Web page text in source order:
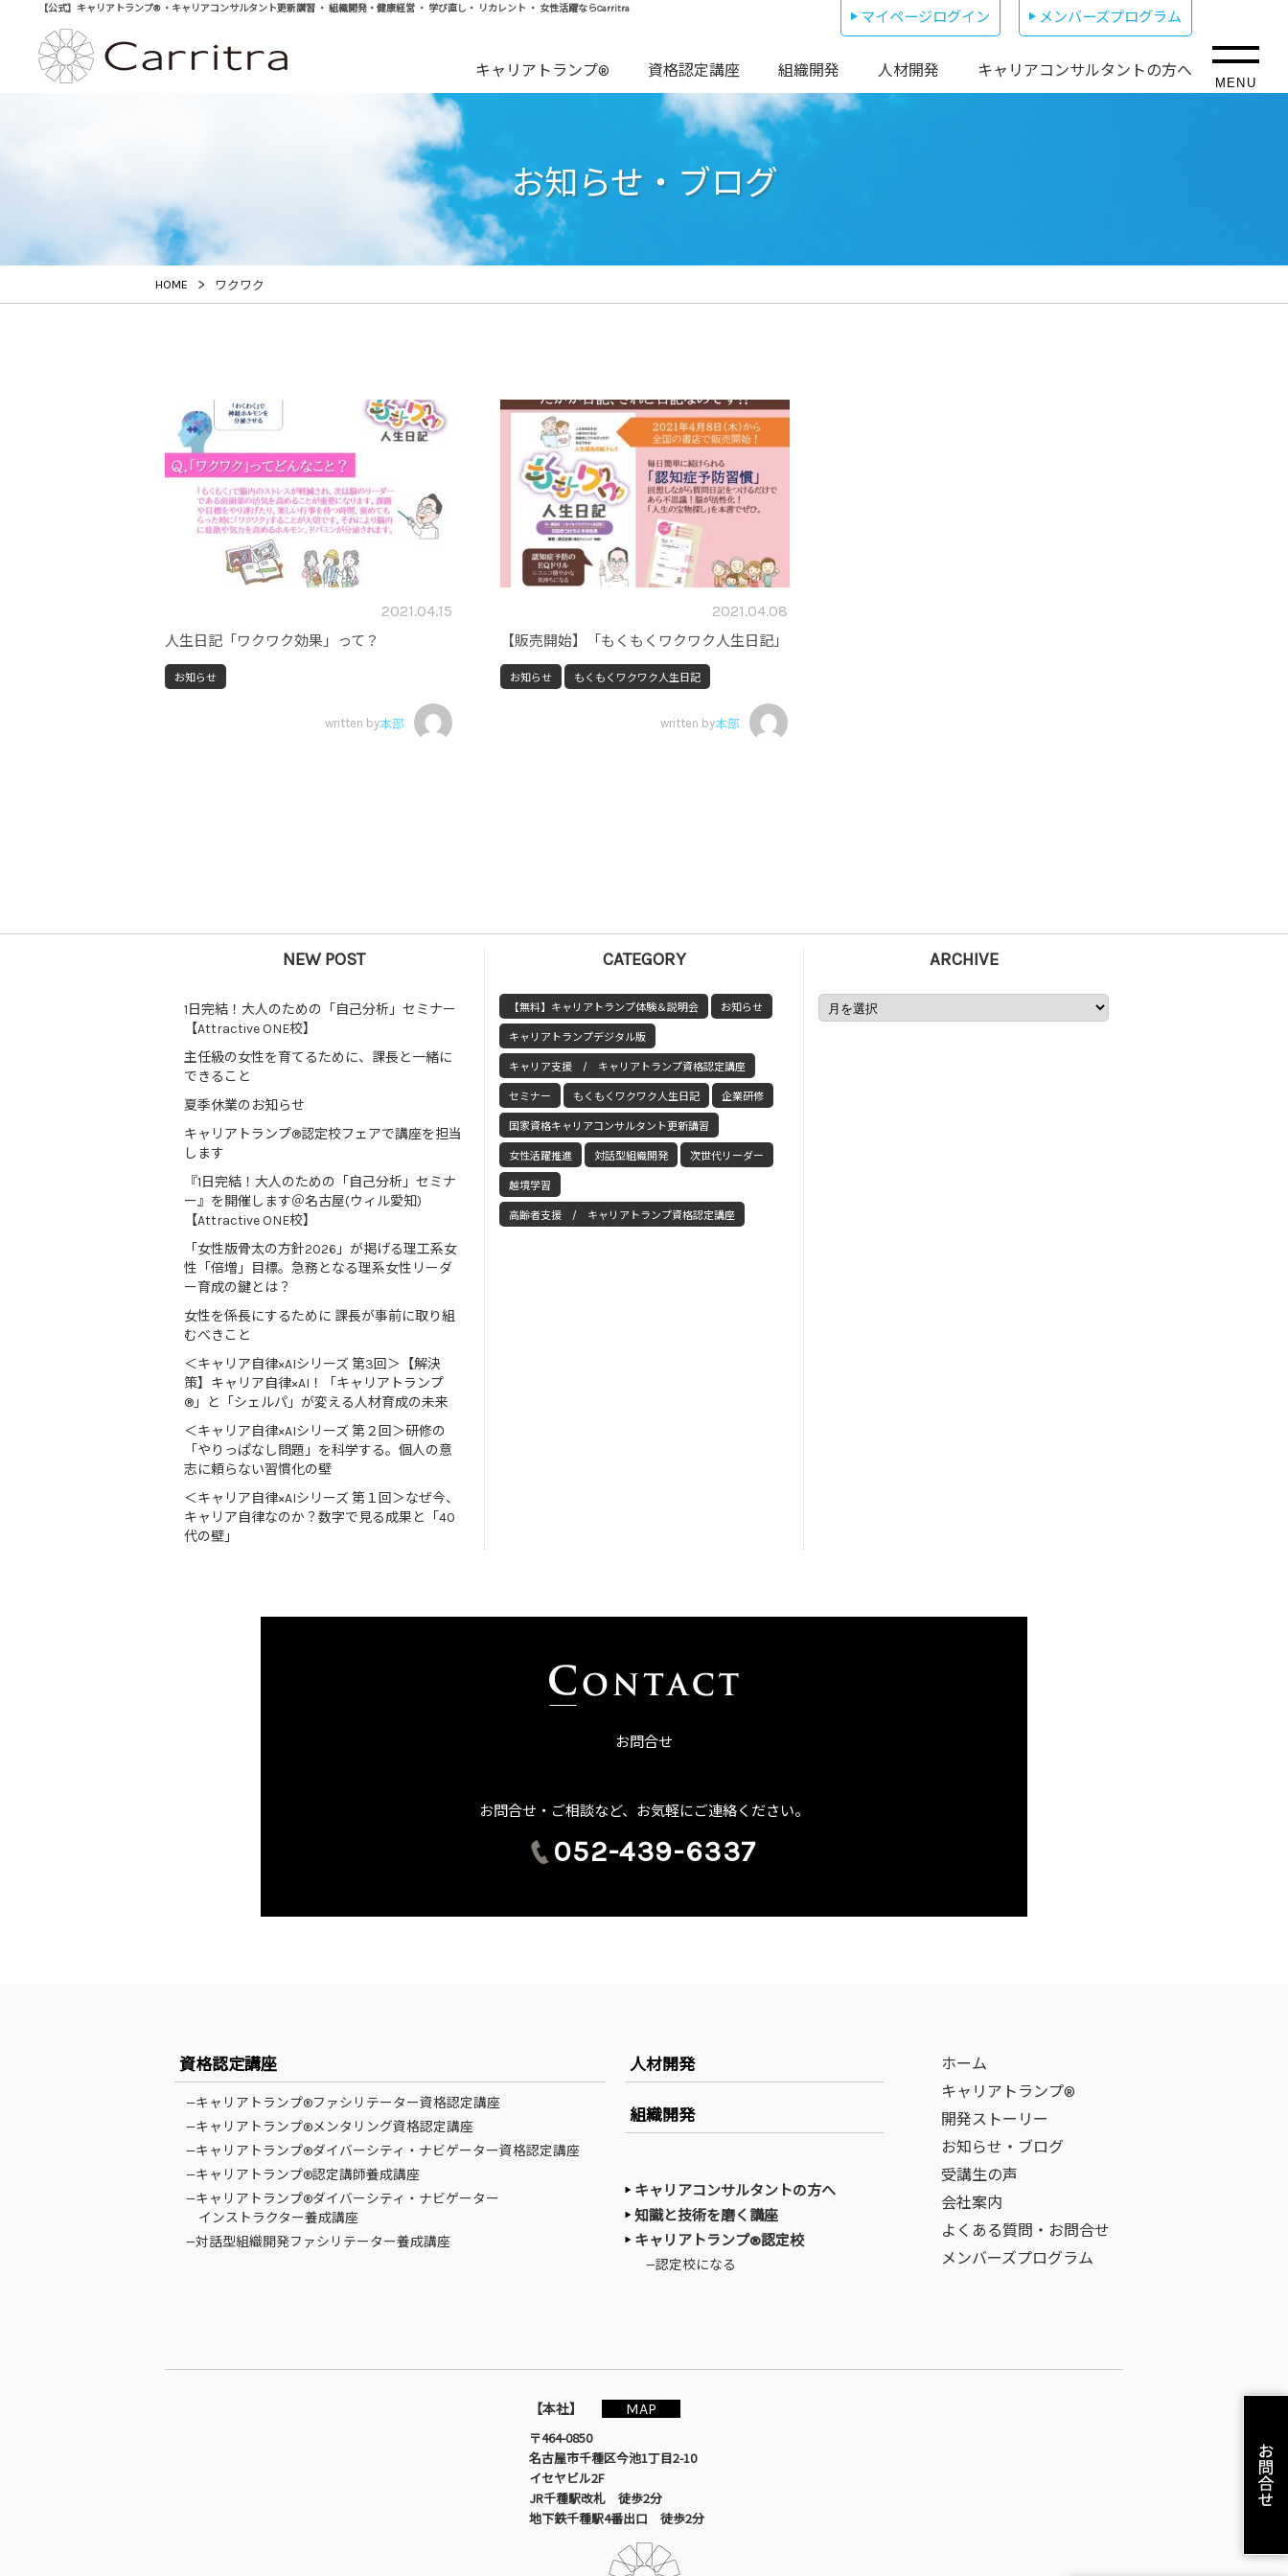
【公式】キャリアトランプ® ・キャリアコンサルタント更新講習 ・ 組織開発・健康経営 ・ 学び直し・ リカレント ・ 女性活躍ならCarritra マイページログイン メンバーズプログラム
キャリアトランプ® 資格認定講座 組織開発 人材開発 キャリアコンサルタントの方へ
MENU
お知らせ・ブログ
HOME > ワクワク
2021.04.15
人生日記「ワクワク効果」って？
お知らせ
written by本部
2021.04.08
【販売開始】「もくもくワクワク人生日記」
お知らせ もくもくワクワク人生日記
written by本部
NEW POST
1日完結！大人のための「自己分析」セミナー
【Attractive ONE校】
主任級の女性を育てるために、課長と一緒に
できること
夏季休業のお知らせ
キャリアトランプ®認定校フェアで講座を担当
します
『1日完結！大人のための「自己分析」セミナ
ー』を開催します＠名古屋(ウィル愛知)
【Attractive ONE校】
「女性版骨太の方針2026」が掲げる理工系女
性「倍増」目標。急務となる理系女性リーダ
ー育成の鍵とは？
女性を係長にするために 課長が事前に取り組
むべきこと
＜キャリア自律×AIシリーズ 第3回＞【解決
策】キャリア自律×AI！「キャリアトランプ
®」と「シェルパ」が変える人材育成の未来
＜キャリア自律×AIシリーズ 第２回＞研修の
「やりっぱなし問題」を科学する。個人の意
志に頼らない習慣化の壁
＜キャリア自律×AIシリーズ 第１回＞なぜ今、
キャリア自律なのか？数字で見る成果と「40
代の壁」
CATEGORY
【無料】キャリアトランプ体験＆説明会 お知らせ
キャリアトランプデジタル版
キャリア支援 / キャリアトランプ資格認定講座
セミナー もくもくワクワク人生日記 企業研修
国家資格キャリアコンサルタント更新講習
女性活躍推進 対話型組織開発 次世代リーダー
越境学習
高齢者支援 / キャリアトランプ資格認定講座
ARCHIVE
お問合せ
お問合せ・ご相談など、お気軽にご連絡ください。
052-439-6337
資格認定講座
—キャリアトランプ®ファシリテーター資格認定講座
—キャリアトランプ®メンタリング資格認定講座
—キャリアトランプ®ダイバーシティ・ナビゲーター資格認定講座
—キャリアトランプ®認定講師養成講座
—キャリアトランプ®ダイバーシティ・ナビゲーター
インストラクター養成講座
—対話型組織開発ファシリテーター養成講座
人材開発
組織開発
キャリアコンサルタントの方へ
知識と技術を磨く講座
キャリアトランプ®認定校
—認定校になる
ホーム
キャリアトランプ®
開発ストーリー
お知らせ・ブログ
受講生の声
会社案内
よくある質問・お問合せ
メンバーズプログラム
【本社】
MAP
〒464-0850
名古屋市千種区今池1丁目2-10
イセヤビル2F
JR千種駅改札 徒歩2分
地下鉄千種駅4番出口 徒歩2分